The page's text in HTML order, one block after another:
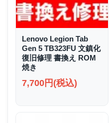
Lenovo Legion Tab
Gen 5 TB323FU 文鎮化
復旧修理 書換え ROM
焼き
7,700円(税込)